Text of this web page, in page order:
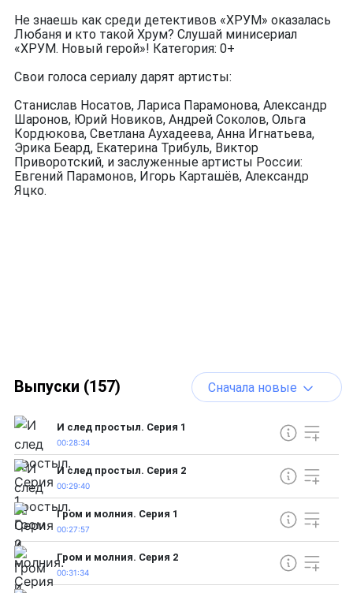
Не знаешь как среди детективов «ХРУМ» оказалась
Любаня и кто такой Хрум? Слушай минисериал
«ХРУМ. Новый герой»! Категория: 0+
Свои голоса сериалу дарят артисты:
Станислав Носатов, Лариса Парамонова, Александр
Шаронов, Юрий Новиков, Андрей Соколов, Ольга
Кордюкова, Светлана Аухадеева, Анна Игнатьева,
Эрика Беард, Екатерина Трибуль, Виктор
Приворотский, и заслуженные артисты России:
Евгений Парамонов, Игорь Карташёв, Александр
Яцко.
Выпуски (157) Сначала новые
И след простыл. Серия 1
00:28:34
И след простыл. Серия 2
00:29:40
Гром и молния. Серия 1
00:27:57
Гром и молния. Серия 2
00:31:34